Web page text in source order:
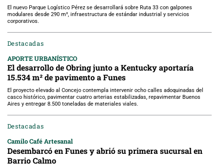
El nuevo Parque Logístico Pérez se desarrollará sobre Ruta 33 con galpones
modulares desde 290 m², infraestructura de estándar industrial y servicios
corporativos.
Destacadas
APORTE URBANÍSTICO
El desarrollo de Obring junto a Kentucky aportaría
15.534 m² de pavimento a Funes
El proyecto elevado al Concejo contempla intervenir ocho calles adoquinadas del
casco histórico, pavimentar cuatro arterias estabilizadas, repavimentar Buenos
Aires y entregar 8.500 toneladas de materiales viales.
Destacadas
Camilo Café Artesanal
Desembarcó en Funes y abrió su primera sucursal en
Barrio Calmo